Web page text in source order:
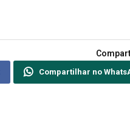
Compartilhar no